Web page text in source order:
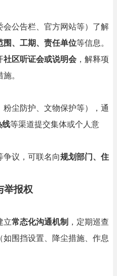
公告栏、官方网站等）了解
围、工期、责任单位等信息。
社区听证会或说明会 ，解释项
。
尘防护、文物保护等），通
线等渠道提交集体或个人意
争议，可联名向规划部门、住
举报权
立常态化沟通机制 ，定期巡查
围挡设置、降尘措施、作息